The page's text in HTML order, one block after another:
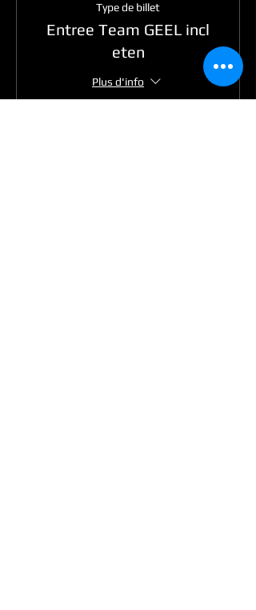
Type de billet
Entree Team GEEL incl
eten
Plus d'info